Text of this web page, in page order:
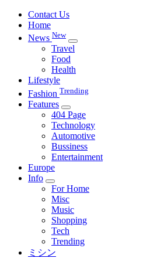
Contact Us
Home
News New
Travel
Food
Health
Lifestyle
Fashion Trending
Features
404 Page
Technology
Automotive
Bussiness
Entertainment
Europe
Info
For Home
Misc
Music
Shopping
Tech
Trending
ミシン